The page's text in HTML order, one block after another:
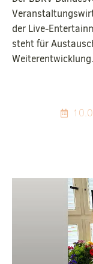
der Live-
steht für
Weiterentwicklung.